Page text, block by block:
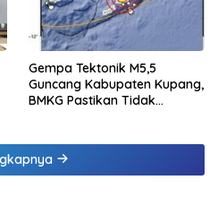
Gempa Tektonik M5,5
Guncang Kabupaten Kupang,
BMKG Pastikan Tidak